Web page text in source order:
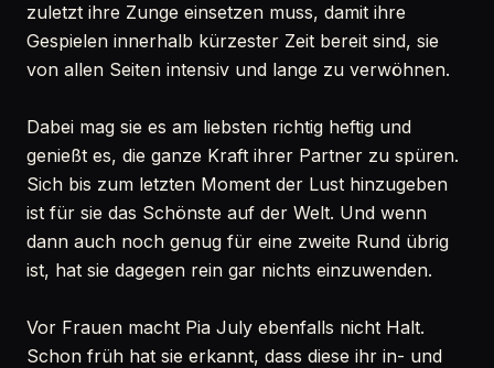
zuletzt ihre Zunge einsetzen muss, damit ihre
Gespielen innerhalb kürzester Zeit bereit sind, sie
von allen Seiten intensiv und lange zu verwöhnen.
Dabei mag sie es am liebsten richtig heftig und
genießt es, die ganze Kraft ihrer Partner zu spüren.
Sich bis zum letzten Moment der Lust hinzugeben
ist für sie das Schönste auf der Welt. Und wenn
dann auch noch genug für eine zweite Rund übrig
ist, hat sie dagegen rein gar nichts einzuwenden.
Vor Frauen macht Pia July ebenfalls nicht Halt.
Schon früh hat sie erkannt, dass diese ihr in- und